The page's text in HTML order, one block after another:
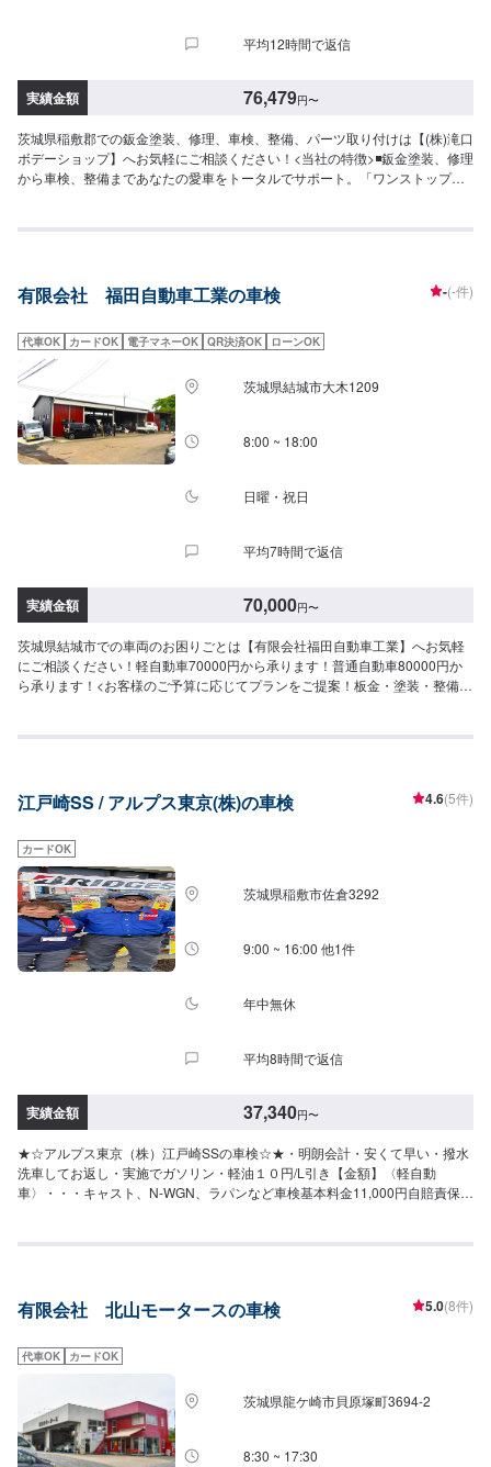
平均12時間で返信
実績金額 76,479円〜
茨城県稲敷郡での鈑金塗装、修理、車検、整備、パーツ取り付けは【(株)滝口
ボデーショップ】へお気軽にご相談ください！<当社の特徴>◾鈑金塗装、修理
から車検、整備まであなたの愛車をトータルでサポート。「ワンストップ」
んでもお問い合わせください。◾プロの熟練の技が納得の仕上がりをお約束。
質への絶対の自信。とにかく安心してお任せください。<ご希望と条件に応じ
客様目線での最善のメニューと車輌価値をできる限り下げない処理をいかに
提案できるか。」それが「サービス業」としてのプライド。お客様それぞれ
のニーズや条件に確実に応えることにこだわります。【1】オファーにてお問
い合わせ【2】お見積り【3】お見積りにご納得いただければ作業開始【4】
仕上がり次第納車-----納期について-----納期は通常2日～3日程度で納車となり
ます。(要相談)納期は前後する場合がございます。予めご了承ください。-----
ご来店時の注意、受付方法-----入庫の際はお気をつけてお越しください。駐車
ッフへ「メンテモで予約しました」とお伝えください。ご案内いたします。
有限会社 福田自動車工業の車検 -(-件)
代車OK カードOK 電子マネーOK QR決済OK ローンOK
茨城県結城市大木1209
8:00 ~ 18:00
日曜・祝日
平均7時間で返信
実績金額 70,000円〜
茨城県結城市での車両のお困りごとは【有限会社福田自動車工業】へお気軽
にご相談ください！軽自動車70000円から承ります！普通自動車80000円か
ら承ります！<お客様のご予算に応じてプランをご提案！板金・塗装・整備は
せて最適な修理方法をご提案します。お客様のご要望・ご予算をお聞きし、
作業開始【4】仕上がり次第納車-----納期について-----納期は通常2日程度で納
い。-----代車について-----代車をご用意しています。お車の作業中は代車をご
利用ください。※代車の燃料代はお客様にご負担いただいております。-----ご
来店時の注意、受付方法-----入庫の際はお気をつけてお越しください。駐車ス
ペースは事務所前の空いているスペースに駐車してください。受付はスタッ
フへ「メンテモで予約しました」とお伝えください。ご案内いたします。
【定休日・営業時間】定休日：日曜、祝日営業時間：8:00~18:00
江戸崎SS / アルプス東京(株)の車検 4.6(5件)
カードOK
茨城県稲敷市佐倉3292
9:00 ~ 16:00 他1件
年中無休
平均8時間で返信
実績金額 37,340円〜
★☆アルプス東京（株）江戸崎SSの車検☆★・明朗会計・安くて早い・撥水
洗車してお返し・実施でガソリン・軽油１０円/L引き【金額】〈軽自動
車〉・・・キャスト、N-WGN、ラパンなど車検基本料金11,000円自賠責保険
（1.0ｔ以下）〉・・・パッソ、ミラージュなど車検基本料金11,000円自賠責
（1.0〜1.5ｔ）〉・・・カローラ、ノート、CX3-など車検基本料金11,000円
円–––––––––––––––––––––––––––––––––合計55,450円（※3ナンバーは印
紙代が2,300円となります）〈大型自動車（1.5〜2.0ｔ）〉・・・RAV4、レ
ヴォーグ、ステップワゴンなど車検基本料金11,000円自賠責保険17,650円重
量税32,800円印紙代2,300円–––––––––––––––––––––––––––––––––合計
63,750円【上記料金に以下のコースも追加して利用可能です】●セーフティ
ーコース（＋6,600円）①ブレーキオイル交換②タイヤローテーション●パー
有限会社 北山モータースの車検 5.0(8件)
代車OK カードOK
茨城県龍ケ崎市貝原塚町3694-2
8:30 ~ 17:30